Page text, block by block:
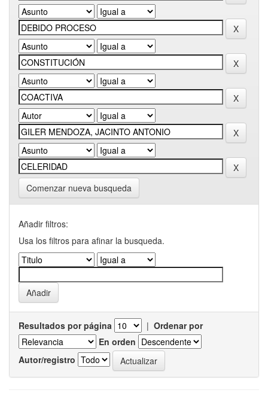
Comenzar nueva busqueda
Añadir filtros:
Usa los filtros para afinar la busqueda.
Resultados por página | Ordenar por
En orden
Autor/registro